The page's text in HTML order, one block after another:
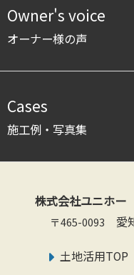
Owner's voice
オーナー様の声
Cases
施工例・写真集
株式会社ユニホ
〒465-0093 愛
土地活用TOP